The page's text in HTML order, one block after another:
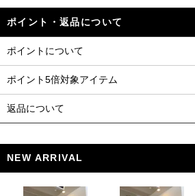
ポイント・返品について
ポイントについて
ポイント5倍対象アイテム
返品について
NEW ARRIVAL